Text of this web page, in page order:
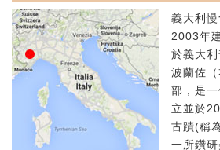
義大利
2003年
於義大
波蘭佐
部，是
立並於
古蹟(稱
一所鑽